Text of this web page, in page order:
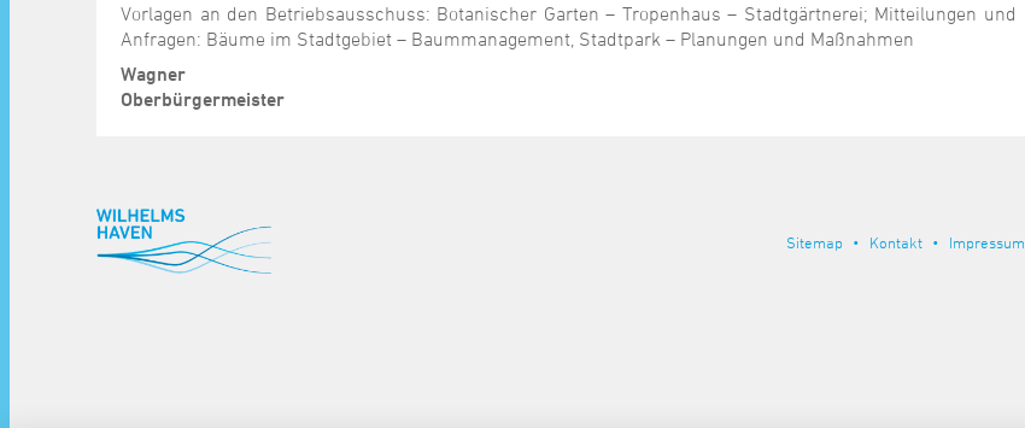
Vorlagen an den Betriebsausschuss: Botanischer Garten – Tropenhaus – Stadtgärtnerei; Mitteilungen und
Anfragen: Bäume im Stadtgebiet – Baummanagement, Stadtpark – Planungen und Maßnahmen
Wagner
Oberbürgermeister
Sitemap Kontakt Impressum